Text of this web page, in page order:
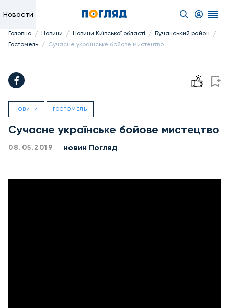
Новости
Головна / Новини / Новини Київської області / Бучанський район /
Гостомель / Сучасне українське бойове мистецтво
НОВИНИ ГОСТОМЕЛЬ
Сучасне українське бойове мистецтво
08.05.2019 новин Погляд